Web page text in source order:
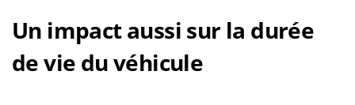
Un impact aussi sur la durée
de vie du véhicule